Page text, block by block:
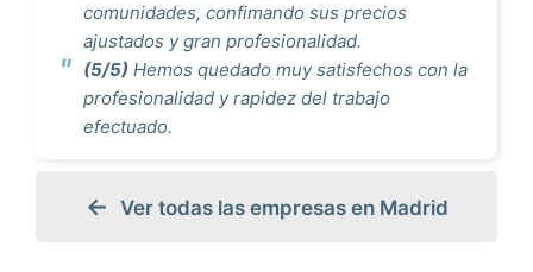
comunidades, confimando sus precios
ajustados y gran profesionalidad.
(5/5) Hemos quedado muy satisfechos con la
profesionalidad y rapidez del trabajo
efectuado.
Ver todas las empresas en Madrid